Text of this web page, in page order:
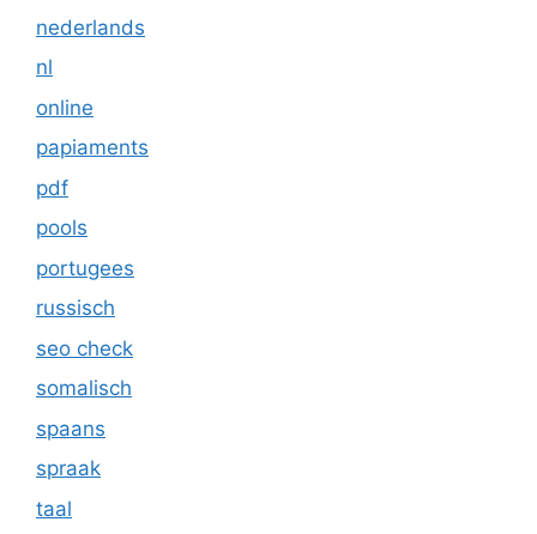
nederlands
nl
online
papiaments
pdf
pools
portugees
russisch
seo check
somalisch
spaans
spraak
taal